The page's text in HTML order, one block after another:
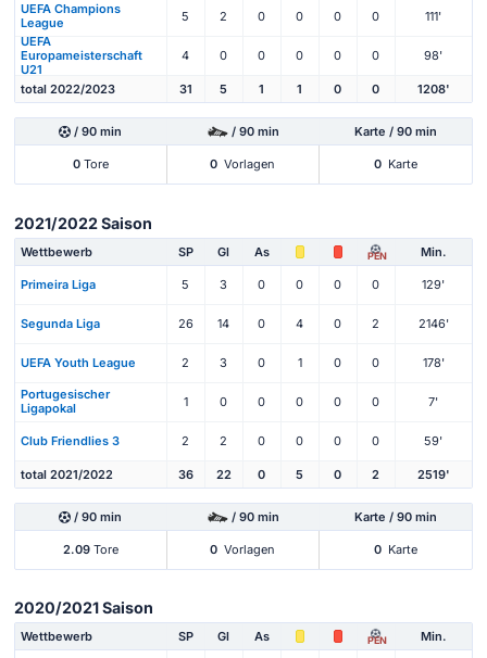
UEFA Champions
League
5 2 0 0 0 0
111'
UEFA
Europameisterschaft
U21
4 0 0 0 0 0 98'
total 2022/2023 31 5 1 1 0 0 1208'
/ 90 min / 90 min Karte / 90 min
0Tore 0 Vorlagen 0 Karte
2021/2022 Saison
Wettbewerb SP Gl As PEN Min.
Primeira Liga 5 3 0 0 0 0 129'
Segunda Liga 26 14 0 4 0 2 2146'
UEFA Youth League 2 3 0 1 0 0 178'
Portugesischer
Ligapokal
1 0 0 0 0 0 7'
Club Friendlies 3 2 2 0 0 0 0 59'
total 2021/2022 36 22 0 5 0 2 2519'
/ 90 min / 90 min Karte / 90 min
2.09Tore 0 Vorlagen 0 Karte
2020/2021 Saison
Wettbewerb SP Gl As PEN Min.